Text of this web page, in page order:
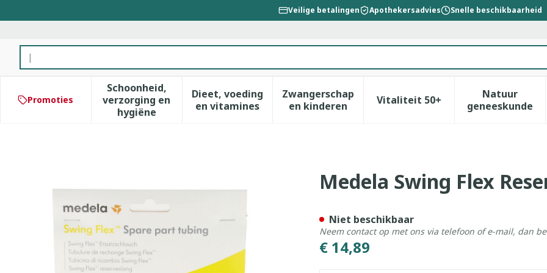
Veilige betalingen Apothekersadvies Snelle beschikbaarheid
Product, merk, categorie...
Promoties
Schoonheid,
verzorging en
hygiëne
Toon submenu voor Schoonheid, verzorging en hygiëne categorie
Dieet, voeding
en vitamines
Toon submenu voor Dieet, voeding en vitamines categorie
Zwangerschap
en kinderenToon submenu voor Zwangerschap en
Vitaliteit 50+Toon submenu voor
Natuur
geneeskunde
Toon
Medela Swing Flex ReserveslangMedela Swing Flex
€ 14,89
Niet beschikbaar
Neem contact op met ons via telefoon of e-mail, dan